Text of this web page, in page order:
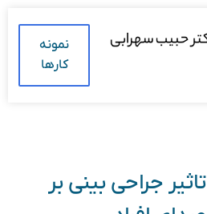
نمونه
کارها
تاثیر جراحی بینی بر